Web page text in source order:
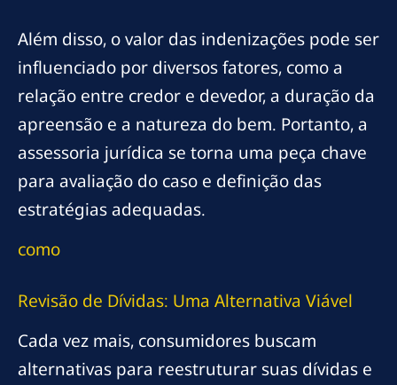
Além disso, o valor das indenizações pode ser
influenciado por diversos fatores, como a
relação entre credor e devedor, a duração da
apreensão e a natureza do bem. Portanto, a
assessoria jurídica se torna uma peça chave
para avaliação do caso e definição das
estratégias adequadas.
como
Revisão de Dívidas: Uma Alternativa Viável
Cada vez mais, consumidores buscam
alternativas para reestruturar suas dívidas e